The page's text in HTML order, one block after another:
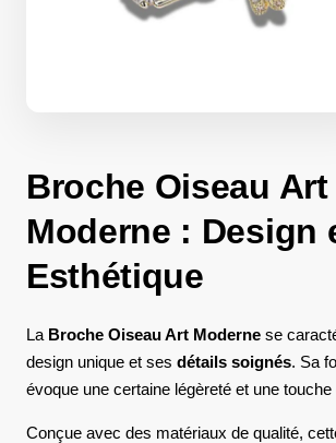
Broche Oiseau Art
Moderne : Design
Esthétique
La Broche Oiseau Art Moderne se
design unique et ses détails soignés. Sa
évoque une certaine légèreté et une
Conçue avec des matériaux de qualité,